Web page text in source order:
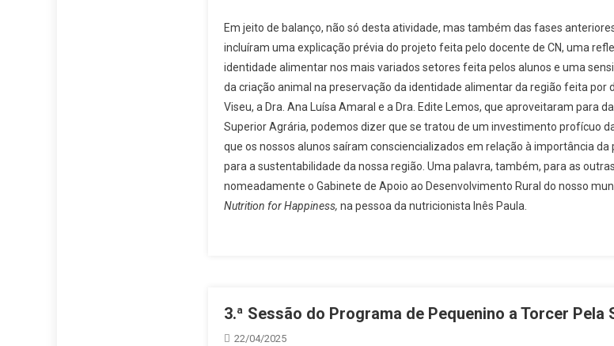
Em jeito de balanço, não só desta atividade, mas também das fases
incluíram uma explicação prévia do projeto feita pelo docente de CN, uma
identidade alimentar nos mais variados setores feita pelos alunos e uma
da criação animal na preservação da identidade alimentar da região feita por
Viseu, a Dra. Ana Luísa Amaral e a Dra. Edite Lemos, que aproveitaram para
Superior Agrária, podemos dizer que se tratou de um investimento profícuo
que os nossos alunos saíram consciencializados em relação à importância
para a sustentabilidade da nossa região. Uma palavra, também, para as
nomeadamente o Gabinete de Apoio ao Desenvolvimento Rural do nosso
Nutrition for Happiness, na pessoa da nutricionista Inês Paula.
3.ª Sessão do Programa de Pequenino a Torcer Pela
22/04/2025